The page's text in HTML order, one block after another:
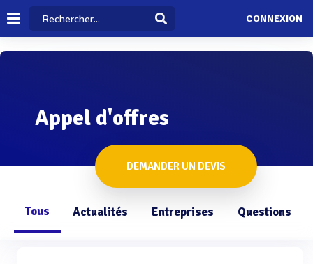
CONNEXION
Appel d'offres
DEMANDER UN DEVIS
Tous Actualités Entreprises Questions